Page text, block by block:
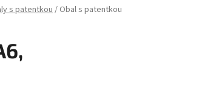
s patentkou/ Obal s patentkou